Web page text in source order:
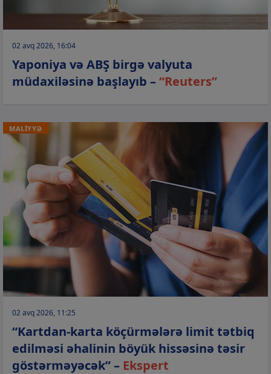
02 avq 2026, 16:04
Yaponiya və ABŞ birgə valyuta
müdaxiləsinə başlayıb –“Reuters”
MALİYYƏ
02 avq 2026, 11:25
“Kartdan-karta köçürmələrə limit tətbiq
edilməsi əhalinin böyük hissəsinə təsir
göstərməyəcək” – Ekspert